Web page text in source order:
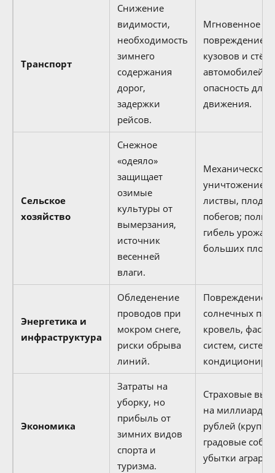
Транспорт
Снижение
видимости,
необходимость
зимнего
содержания
дорог,
задержки
рейсов.
Мгновенное
повреждение
кузовов и
автомобилей,
опасность для
движения.
Сельское
хозяйство
Снежное
«одеяло»
защищает
озимые
культуры от
вымерзания,
источник
весенней
влаги.
Механическое
уничтожение
листвы,
побегов;
гибель урожая
больших
Энергетика и
инфраструктура
Обледенение
проводов при
мокром снеге,
риски обрыва
линий.
Повреждение
солнечных
кровель,
систем, систем
Экономика
Затраты на
уборку, но
прибыль от
зимних видов
спорта и
туризма.
Страховые
на миллиарды
рублей
градовые
убытки